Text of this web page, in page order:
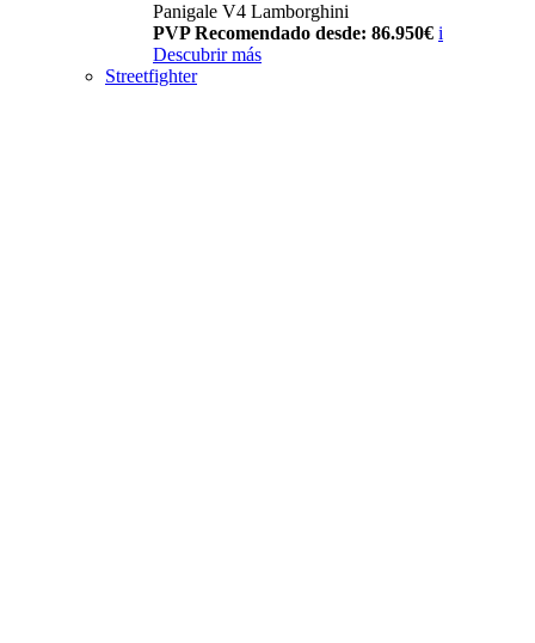
Panigale V4 Lamborghini
PVP Recomendado desde: 86.950€ i
Descubrir más
Streetfighter